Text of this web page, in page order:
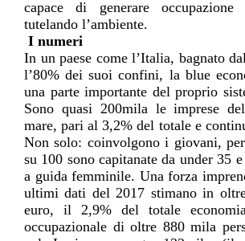
capace di generare occupazione
tutelando l’ambiente.
I numeri
In un paese come l’Italia, bagnato
l’80% dei suoi confini, la blue
una parte importante del proprio
Sono quasi 200mila le imprese
mare, pari al 3,2% del totale e
Non solo: coinvolgono i giovani,
su 100 sono capitanate da under 35
a guida femminile. Una forza
ultimi dati del 2017 stimano in
euro, il 2,9% del totale
occupazionale di oltre 880 mila